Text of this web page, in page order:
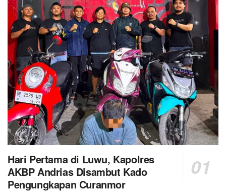
Hari Pertama di Luwu, Kapolres
AKBP Andrias Disambut Kado
Pengungkapan Curanmor